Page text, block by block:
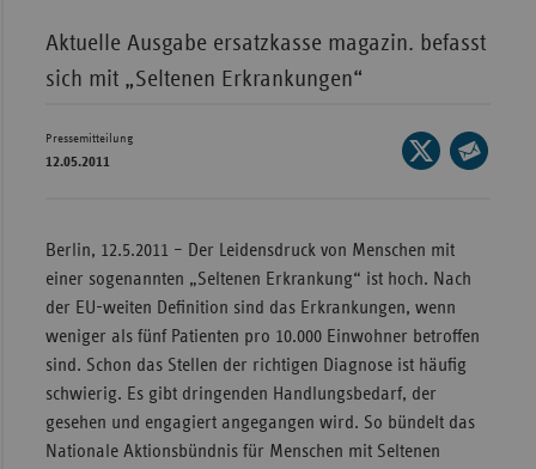
Aktuelle Ausgabe ersatzkasse magazin. befasst
sich mit „Seltenen Erkrankungen“
Pressemitteilung
12.05.2011
Seite
auf
Berlin, 12.5.2011 – Der Leidensdruck von Menschen mit
einer sogenannten „Seltenen Erkrankung“ ist hoch. Nach
der EU-weiten Definition sind das Erkrankungen, wenn
weniger als fünf Patienten pro 10.000 Einwohner betroffen
sind. Schon das Stellen der richtigen Diagnose ist häufig
schwierig. Es gibt dringenden Handlungsbedarf, der
gesehen und engagiert angegangen wird. So bündelt das
Nationale Aktionsbündnis für Menschen mit Seltenen